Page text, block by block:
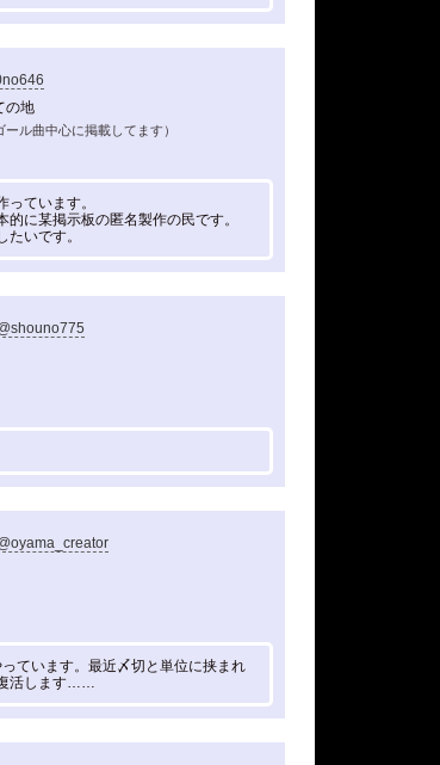
の地
ール曲中心に掲載してます）
ています。
に某掲示板の匿名製作の民です。
いです。
ています。最近〆切と単位に挟まれ
活します……